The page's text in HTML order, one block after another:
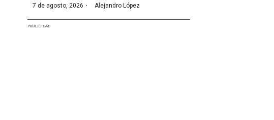
7 de agosto, 2026 · Alejandro López
PUBLICIDAD